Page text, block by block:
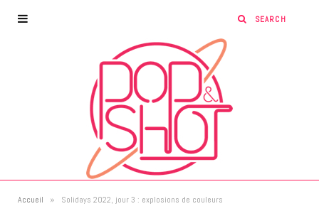
Accueil » Solidays 2022, jour 3 : explosions de couleurs